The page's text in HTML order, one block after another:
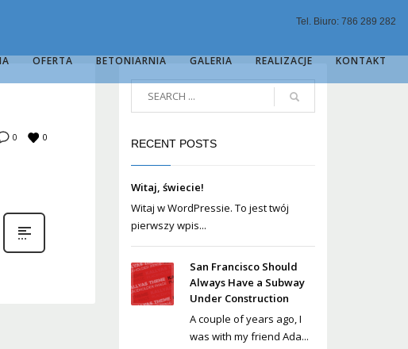
Tel. Biuro: 786 289 282
OFERTA BETONIARNIA GALERIA REALIZACJE KONTAKT
0 0
RECENT POSTS
Witaj, świecie!
Witaj w WordPressie. To jest twój
pierwszy wpis...
San Francisco Should
Always Have a Subway
Under Construction
A couple of years ago, I
was with my friend Ada...